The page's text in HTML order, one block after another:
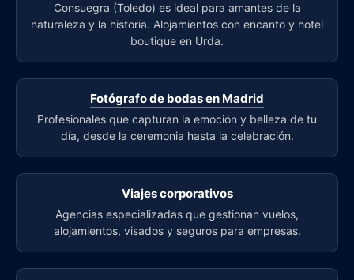
Consuegra (Toledo) es ideal para amantes de la
naturaleza y la historia. Alojamientos con encanto y hotel
boutique en Urda.
Fotógrafo de bodas en Madrid
Profesionales que capturan la emoción y belleza de tu
día, desde la ceremonia hasta la celebración.
Viajes corporativos
Agencias especializadas que gestionan vuelos,
alojamientos, visados y seguros para empresas.